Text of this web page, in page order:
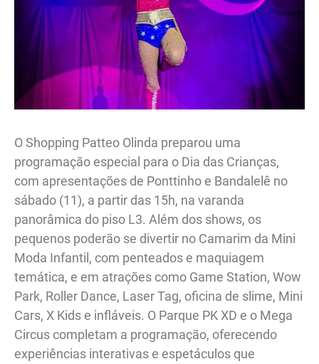
O Shopping Patteo Olinda preparou uma
programação especial para o Dia das Crianças,
com apresentações de Ponttinho e Bandalelê no
sábado (11), a partir das 15h, na varanda
panorâmica do piso L3. Além dos shows, os
pequenos poderão se divertir no Camarim da Mini
Moda Infantil, com penteados e maquiagem
temática, e em atrações como Game Station, Wow
Park, Roller Dance, Laser Tag, oficina de slime, Mini
Cars, X Kids e infláveis. O Parque PK XD e o Mega
Circus completam a programação, oferecendo
experiências interativas e espetáculos que